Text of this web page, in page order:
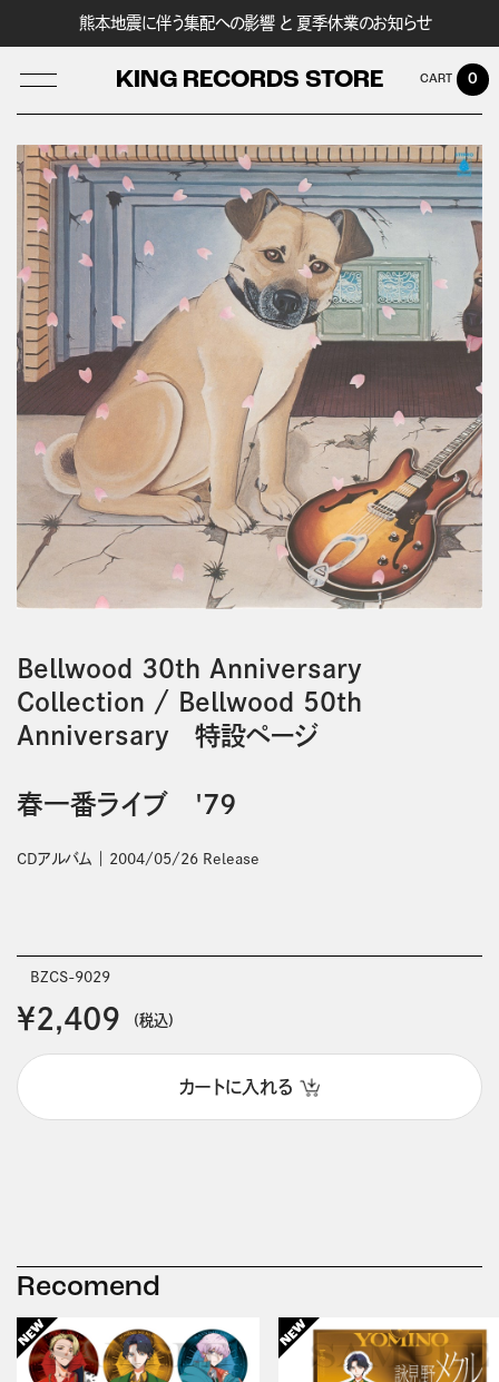
熊本地震に伴う集配への影響 と 夏季休業のお知らせ
KING RECORDS STORE
LOG IN
0
Bellwood 30th Anniversary
Collection /
Bellwood 50th
Anniversary 特設ページ
春一番ライブ '79
CDアルバム 2004/05/26 Release
BZCS-9029
￥2,409 (税込)
カートに入れる
Recomend